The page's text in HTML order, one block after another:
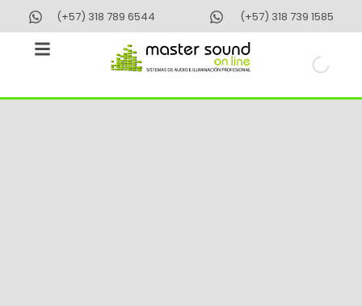
contenido
(+57) 318 789 6544 (+57) 318 739 1585